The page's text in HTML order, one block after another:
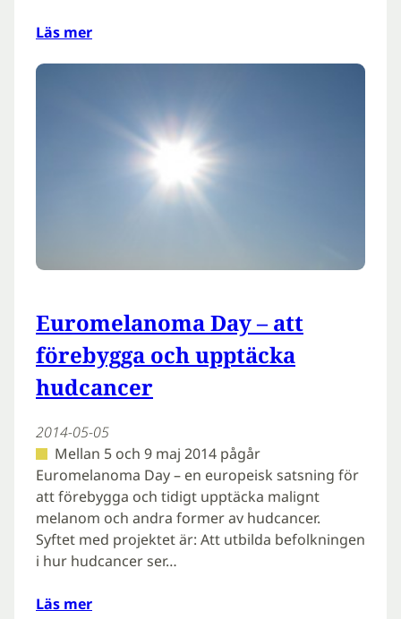
Läs mer
Euromelanoma Day – att
förebygga och upptäcka
hudcancer
2014-05-05
Mellan 5 och 9 maj 2014 pågår
Euromelanoma Day – en europeisk satsning för
att förebygga och tidigt upptäcka malignt
melanom och andra former av hudcancer.
Syftet med projektet är: Att utbilda befolkningen
i hur hudcancer ser…
Läs mer